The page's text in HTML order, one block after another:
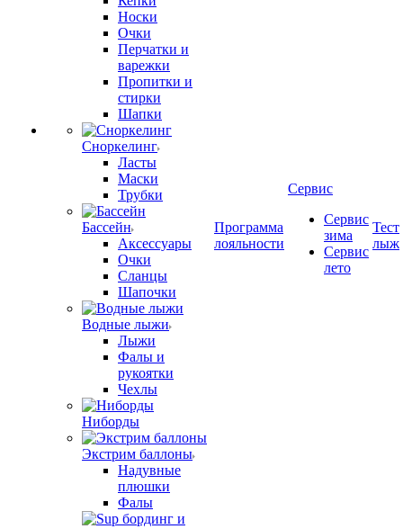
Носки
Очки
Перчатки и
варежки
Пропитки и
стирки
Шапки
Сноркелинг
Ласты
Маски
Трубки
Бассейн
Аксессуары
Очки
Сланцы
Шапочки
Водные лыжи
Лыжи
Фалы и
рукоятки
Чехлы
Ниборды
Экстрим баллоны
Надувные
плюшки
Фалы
Программа
лояльности
Сервис
Сервис
зима
Сервис
лето
Тест
лыж